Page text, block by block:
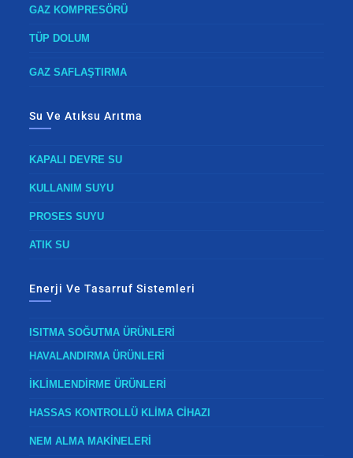
GAZ KOMPRESÖRÜ
TÜP DOLUM
GAZ SAFLAŞTIRMA
Su Ve Atıksu Arıtma
KAPALI DEVRE SU
KULLANIM SUYU
PROSES SUYU
ATIK SU
Enerji Ve Tasarruf Sistemleri
ISITMA SOĞUTMA ÜRÜNLERİ
HAVALANDIRMA ÜRÜNLERİ
İKLİMLENDİRME ÜRÜNLERİ
HASSAS KONTROLLÜ KLİMA CİHAZI
NEM ALMA MAKİNELERİ